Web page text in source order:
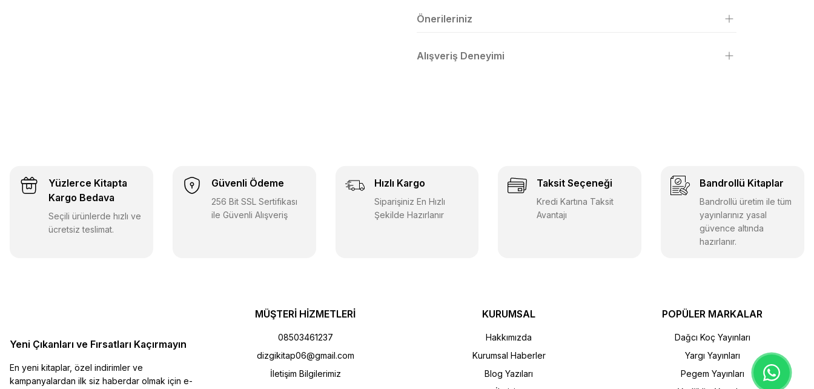
Önerileriniz
Alışveriş Deneyimi
Yüzlerce Kitapta
Kargo Bedava
Seçili ürünlerde hızlı ve
ücretsiz teslimat.
Güvenli Ödeme
256 Bit SSL Sertifikası
ile Güvenli Alışveriş
Hızlı Kargo
Siparişiniz En Hızlı
Şekilde Hazırlanır
Taksit Seçeneği
Kredi Kartına Taksit
Avantajı
Bandrollü Kitaplar
Bandrollü üretim ile tüm
yayınlarınız yasal
güvence altında
hazırlanır.
Yeni Çıkanları ve Fırsatları Kaçırmayın
En yeni kitaplar, özel indirimler ve
kampanyalardan ilk siz haberdar olmak için e-
MÜŞTERİ HİZMETLERİ
08503461237
dizgikitap06@gmail.com
İletişim Bilgilerimiz
KURUMSAL
Hakkımızda
Kurumsal Haberler
Blog Yazıları
POPÜLER MARKALAR
Dağcı Koç Yayınları
Yargı Yayınları
Pegem Yayınları